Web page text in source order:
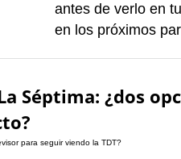
antes de verlo en
en los próximos
Séptima: ¿dos